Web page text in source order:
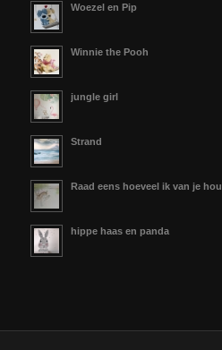
Woezel en Pip
Winnie the Pooh
jungle girl
Strand
Raad eens hoeveel ik van je hou
hippe haas en panda